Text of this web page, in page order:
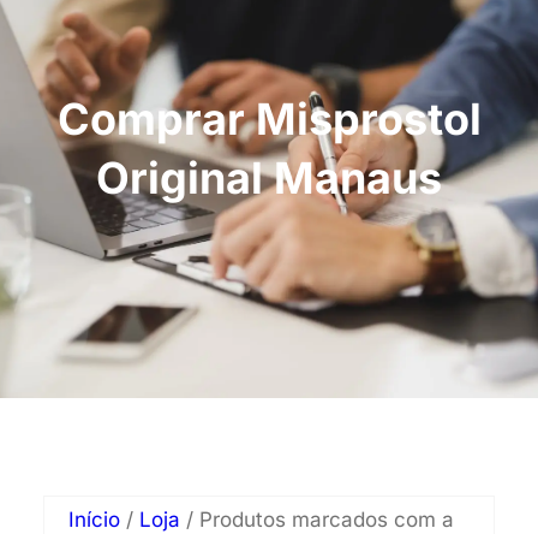
Comprar Misprostol
Original Manaus
Início / Loja / Produtos marcados com a